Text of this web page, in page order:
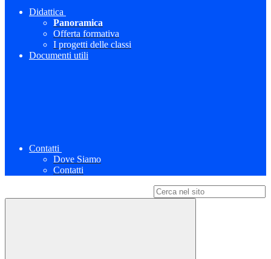
Didattica
Panoramica
Offerta formativa
I progetti delle classi
Documenti utili
Contatti
Dove Siamo
Contatti